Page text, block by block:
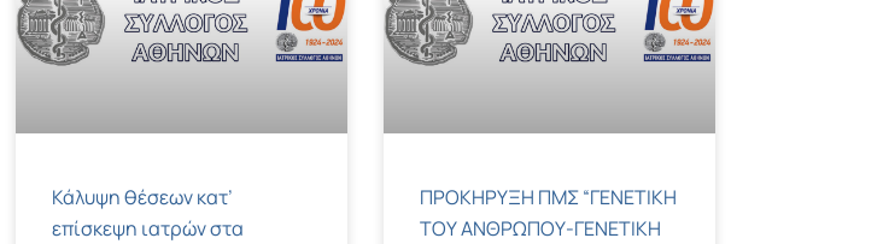
Κάλυψη θέσεων κατ’
επίσκεψη ιατρών στα
ΠΡΟΚΗΡΥΞΗ ΠΜΣ “ΓΕΝΕΤΙΚΗ
ΤΟΥ ΑΝΘΡΩΠΟΥ-ΓΕΝΕΤΙΚΗ